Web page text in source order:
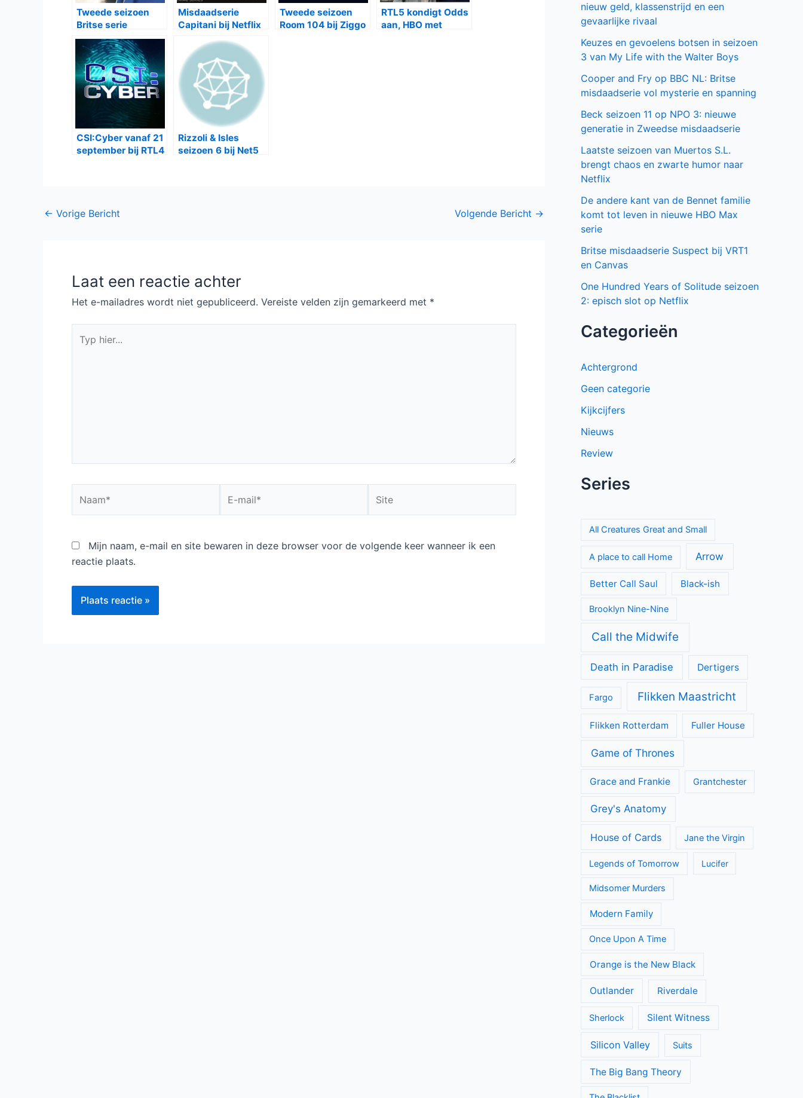
Tweede seizoen
Britse serie
Keeping Faith bij
één
Misdaadserie
Capitani bij Netflix
Tweede seizoen
Room 104 bij Ziggo
RTL5 kondigt Odds
aan, HBO met
CSI:Cyber vanaf 21
september bij RTL4
Rizzoli & Isles
seizoen 6 bij Net5
Bericht
← Vorige Bericht Volgende Bericht →
Laat een reactie achter
Het e-mailadres wordt niet gepubliceerd. Vereiste velden zijn gemarkeerd met *
hier...
mail*
Mijn naam, e-mail en site bewaren in deze browser voor de volgende keer wanneer ik een
reactie plaats.
nieuw geld, klassenstrijd en een
gevaarlijke rivaal
Keuzes en gevoelens botsen in seizoen
3 van My Life with the Walter Boys
Cooper and Fry op BBC NL: Britse
misdaadserie vol mysterie en spanning
Beck seizoen 11 op NPO 3: nieuwe
generatie in Zweedse misdaadserie
Laatste seizoen van Muertos S.L.
brengt chaos en zwarte humor naar
Netflix
De andere kant van de Bennet familie
komt tot leven in nieuwe HBO Max
serie
Britse misdaadserie Suspect bij VRT1
en Canvas
One Hundred Years of Solitude seizoen
2: episch slot op Netflix
Categorieën
Achtergrond
Geen categorie
Kijkcijfers
Nieuws
Review
Series
All Creatures Great and Small
A place to call Home Arrow
Better Call Saul Black-ish
Brooklyn Nine-Nine
Call the Midwife
Death in Paradise Dertigers
Fargo Flikken Maastricht
Flikken Rotterdam Fuller House
Game of Thrones
Grace and Frankie Grantchester
Grey's Anatomy
House of Cards Jane the Virgin
Legends of Tomorrow Lucifer
Midsomer Murders
Modern Family
Once Upon A Time
Orange is the New Black
Outlander Riverdale
Sherlock Silent Witness
Silicon Valley Suits
The Big Bang Theory